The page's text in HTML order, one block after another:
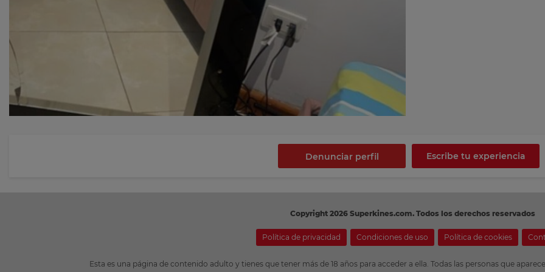
Denunciar perfil Escribe tu experiencia
Copyright 2026 Superkines.com. Todos los derechos reservados
Política de privacidad Condiciones de uso Política de cookies
Esta es una página de contenido adulto y tienes que tener más de 18 años para acceder a ella. Todas las personas que